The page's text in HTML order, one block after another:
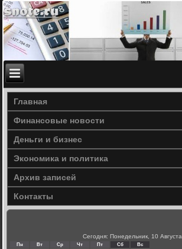
Главная
Финансовые новости
Деньги и бизнес
Экономика и политика
Архив записей
Контакты
Сегодня: Понедельник, 10 Августа
Пн Вт Ср Чт Пт Сб Вс